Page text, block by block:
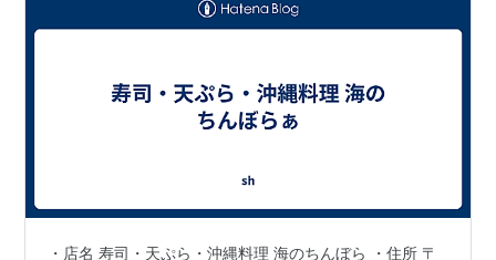
・店名 寿司・天ぷら・沖縄料理 海のちんぼら ・住所 〒